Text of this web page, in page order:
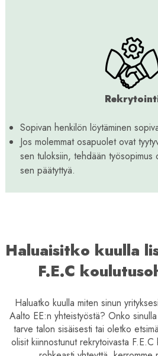
Sopivan henkilön löytäminen
Jos molemmat osapuolet ovat
sen tuloksiin, tehdään työsopimus
sen päätyttyä.
Haluaisitko kuulla
F.E.C
Haluatko kuulla miten sinun
Aalto EE:n yhteistyöstä? Onko
tarve talon sisäisesti tai oletko
olisit kiinnostunut rekrytoivasta